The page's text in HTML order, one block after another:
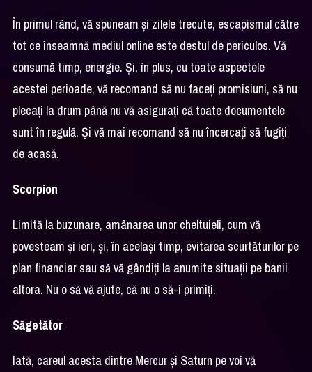
În primul rând, vă spuneam și zilele trecute, escapismul către
tot ce înseamnă mediul online este destul de periculos. Vă
consumă timp, energie. Și, în plus, cu toate aspectele
acestei perioade, vă recomand să nu faceți promisiuni, să nu
plecați la drum până nu vă asigurați că toate documentele
sunt în regulă. Și vă mai recomand să nu încercați să fugiți
de acasă.
Scorpion
Limită la buzunare, amânarea unor cheltuieli, cum vă
povesteam și ieri, și, în același timp, evitarea scurtăturilor pe
plan financiar sau să vă gândiți la anumite situații pe banii
altora. Nu o să vă ajute, că nu o să-i primiți.
Săgetător
Iată, careul acesta dintre Mercur și Saturn pe voi vă